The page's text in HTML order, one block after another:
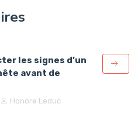
les signes d’un
avant de
Honore Leduc